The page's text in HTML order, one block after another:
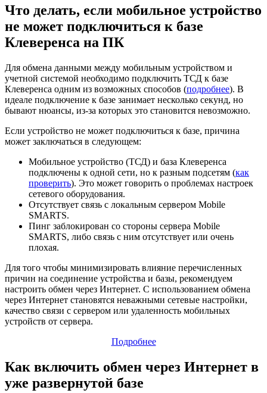
Что делать, если мобильное устройство
не может подключиться к базе
Клеверенса на ПК
Для обмена данными между мобильным устройством и
учетной системой необходимо подключить ТСД к базе
Клеверенса одним из возможных способов (подробнее). В
идеале подключение к базе занимает несколько секунд, но
бывают нюансы, из-за которых это становится невозможно.
Если устройство не может подключиться к базе, причина
может заключаться в следующем:
Мобильное устройство (ТСД) и база Клеверенса
подключены к одной сети, но к разным подсетям (как
проверить). Это может говорить о проблемах настроек
сетевого оборудования.
Отсутствует связь с локальным сервером Mobile
SMARTS.
Пинг заблокирован со стороны сервера Mobile
SMARTS, либо связь с ним отсутствует или очень
плохая.
Для того чтобы минимизировать влияние перечисленных
причин на соединение устройства и базы, рекомендуем
настроить обмен через Интернет. С использованием обмена
через Интернет становятся неважными сетевые настройки,
качество связи с сервером или удаленность мобильных
устройств от сервера.
Подробнее
Как включить обмен через Интернет в
уже развернутой базе